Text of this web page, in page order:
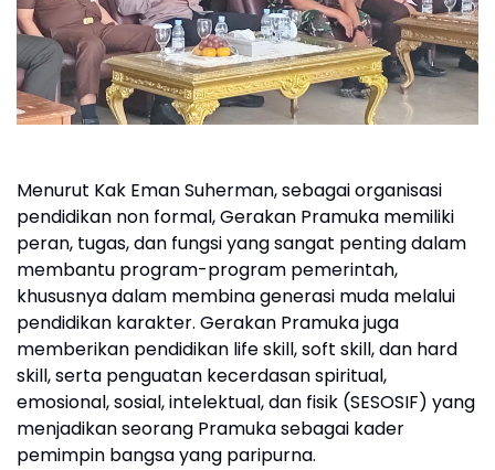
Menurut Kak Eman Suherman, sebagai organisasi
pendidikan non formal, Gerakan Pramuka memiliki
peran, tugas, dan fungsi yang sangat penting dalam
membantu program-program pemerintah,
khususnya dalam membina generasi muda melalui
pendidikan karakter. Gerakan Pramuka juga
memberikan pendidikan life skill, soft skill, dan hard
skill, serta penguatan kecerdasan spiritual,
emosional, sosial, intelektual, dan fisik (SESOSIF) yang
menjadikan seorang Pramuka sebagai kader
pemimpin bangsa yang paripurna.